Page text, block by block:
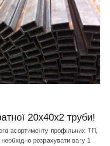
20х40х2 труби!
асортименту профільних ТП,
розрахувати вагу 1